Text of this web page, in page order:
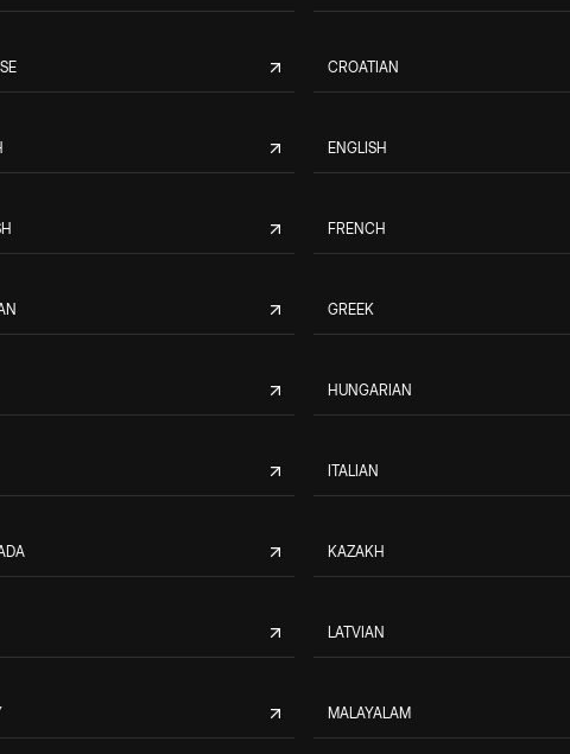
CROATIAN
ENGLISH
FRENCH
GREEK
HUNGARIAN
ITALIAN
KAZAKH
LATVIAN
MALAYALAM